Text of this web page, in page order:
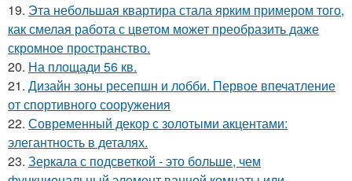
19. Эта небольшая квартира стала ярким примером того,
как смелая работа с цветом может преобразить даже
скромное пространство.
20. На площади 56 кв.
21. Дизайн зоны ресепшн и лобби. Первое впечатление
от спортивного сооружения
22. Современный декор с золотыми акцентами:
элегантность в деталях.
23. Зеркала с подсветкой - это больше, чем